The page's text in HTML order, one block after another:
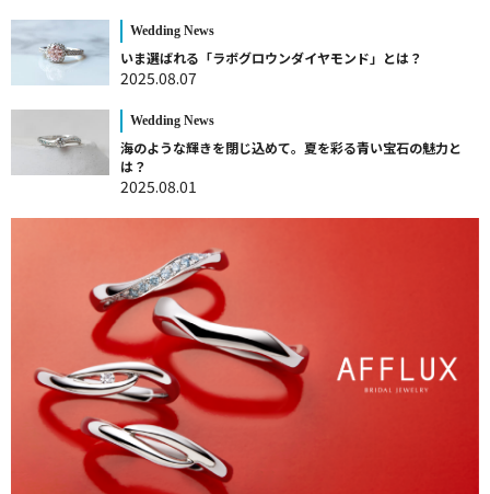
Wedding News
いま選ばれる「ラボグロウンダイヤモンド」とは？
2025.08.07
Wedding News
海のような輝きを閉じ込めて。夏を彩る青い宝石の魅力と
は？
2025.08.01